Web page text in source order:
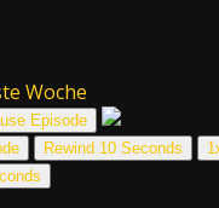
Woche
Episode
Rewind 10 Seconds